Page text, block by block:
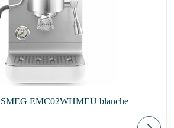
SMEG EMC02WHMEU blanche